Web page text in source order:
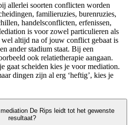
allerlei soorten conflicten worden
familieruzies, burenruzies,
handelsconflicten, erfenissen,
is voor zowel particulieren als
altijd na of jouw conflict gebaat is
ander stadium staat. Bij een
ook relatietherapie aangaan.
gaat scheiden kies je voor mediation.
dingen zijn al erg ‘heftig’, kies je
De Rips leidt tot het gewenste
resultaat?